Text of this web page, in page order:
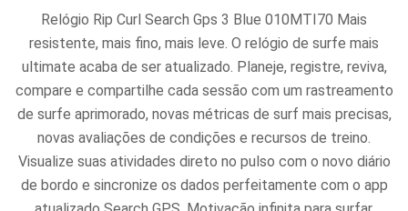
Relógio Rip Curl Search Gps 3 Blue 010MTI70 Mais
resistente, mais fino, mais leve. O relógio de surfe mais
ultimate acaba de ser atualizado. Planeje, registre, reviva,
compare e compartilhe cada sessão com um rastreamento
de surfe aprimorado, novas métricas de surf mais precisas,
novas avaliações de condições e recursos de treino.
Visualize suas atividades direto no pulso com o novo diário
de bordo e sincronize os dados perfeitamente com o app